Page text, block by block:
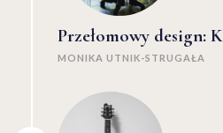
Przełomowy design:
MONIKA UTNIK-STRUGAŁA